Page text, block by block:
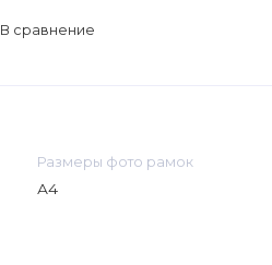
В сравнение
Размеры фото рамок
А4